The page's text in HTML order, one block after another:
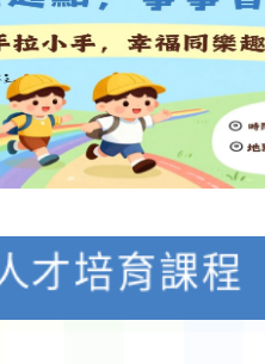
中心白海豚
才培育課程
115學年度